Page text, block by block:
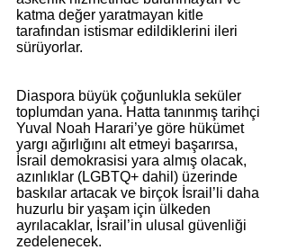
katma değer yaratmayan kitle
tarafından istismar edildiklerini ileri
sürüyorlar.
Diaspora büyük çoğunlukla seküler
toplumdan yana. Hatta tanınmış tarihçi
Yuval Noah Harari’ye göre hükümet
yargı ağırlığını alt etmeyi başarırsa,
İsrail demokrasisi yara almış olacak,
azınlıklar (LGBTQ+ dahil) üzerinde
baskılar artacak ve birçok İsrail’li daha
huzurlu bir yaşam için ülkeden
ayrılacaklar, İsrail’in ulusal güvenliği
zedelenecek.